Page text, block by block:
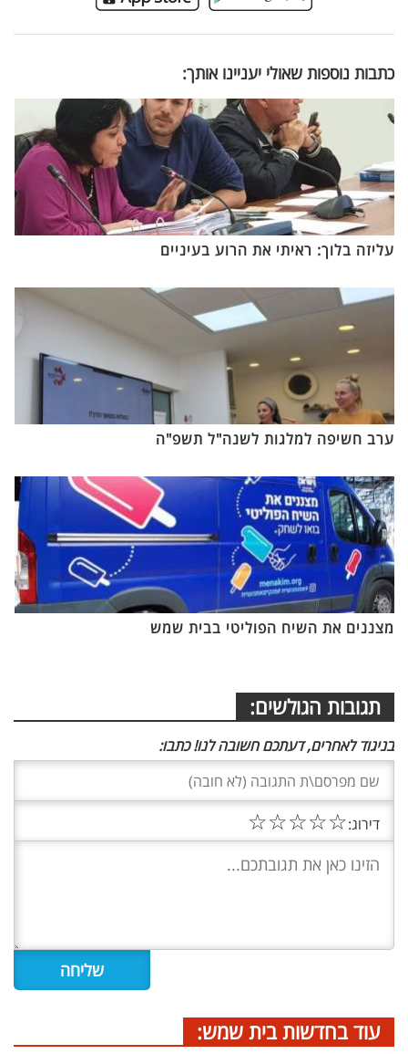
כתבות נוספות שאולי יעניינו אותך:
עליזה בלוך: ראיתי את הרוע בעיניים
ערב חשיפה למלגות לשנה"ל תשפ"ה
מצננים את השיח הפוליטי בבית שמש
תגובות הגולשים:
בניגוד לאחרים, דעתכם חשובה לנו! כתבו:
דירוג:☆
☆
☆
☆
☆
עוד בחדשות בית שמש: